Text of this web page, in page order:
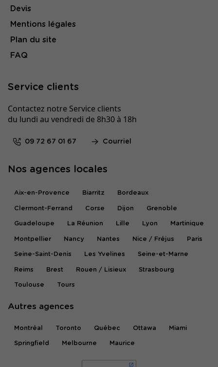
Devis
Mentions légales
Plan du site
FAQ
Service clients
Contactez notre Service clients
du lundi au vendredi de 8h30 à 18h
09 72 67 01 67 Courriel
Nos agences locales
Aix-en-Provence Biarritz Bordeaux
Clermont-Ferrand Corse Dijon Grenoble
Guadeloupe La Réunion Lille Lyon Martinique
Montpellier Nancy Nantes Nice / Fréjus Paris
Seine-Saint-Denis Les Yvelines Seine-et-Marne
Reims Brest Rouen / Lisieux Strasbourg
Toulouse Tours
Autres agences
Montréal Toronto Québec Ottawa Miami
Springfield Melbourne Maurice